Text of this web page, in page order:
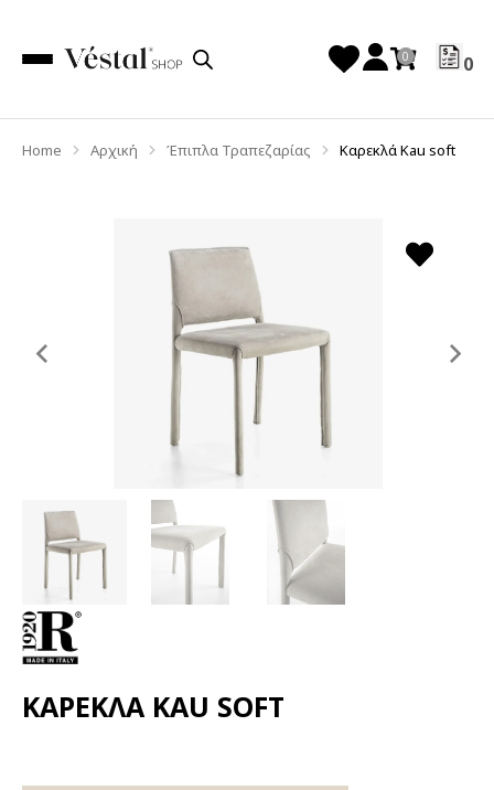
0
You are here:
Home Αρχική Έπιπλα Τραπεζαρίας Καρεκλά Kau soft
Previous
ΚΑΡΕΚΛΆ KAU SOFT